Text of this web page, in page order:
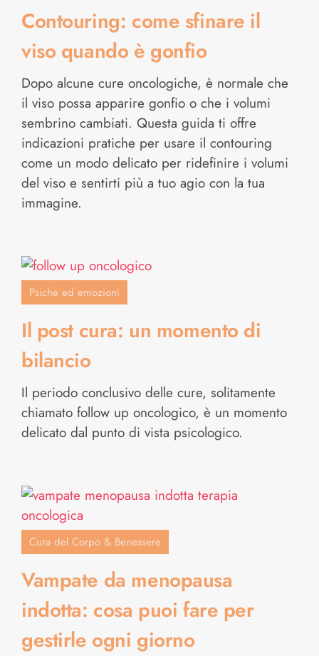
Contouring: come sfinare il
viso quando è gonfio
Dopo alcune cure oncologiche, è normale che
il viso possa apparire gonfio o che i volumi
sembrino cambiati. Questa guida ti offre
indicazioni pratiche per usare il contouring
come un modo delicato per ridefinire i volumi
del viso e sentirti più a tuo agio con la tua
immagine.
Psiche ed emozioni
Il post cura: un momento di
bilancio
Il periodo conclusivo delle cure, solitamente
chiamato follow up oncologico, è un momento
delicato dal punto di vista psicologico.
Cura del Corpo & Benessere
Vampate da menopausa
indotta: cosa puoi fare per
gestirle ogni giorno